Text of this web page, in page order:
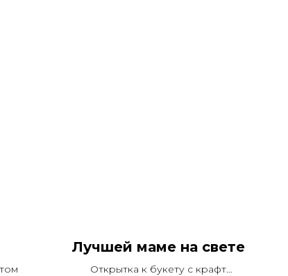
Лучшей маме на свете
Открытка к букету с крафт